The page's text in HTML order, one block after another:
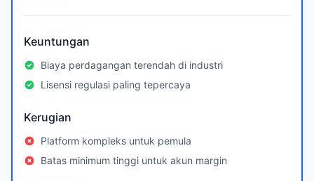
Keuntungan
Biaya perdagangan terendah di industri
Lisensi regulasi paling tepercaya
Kerugian
Platform kompleks untuk pemula
Batas minimum tinggi untuk akun margin